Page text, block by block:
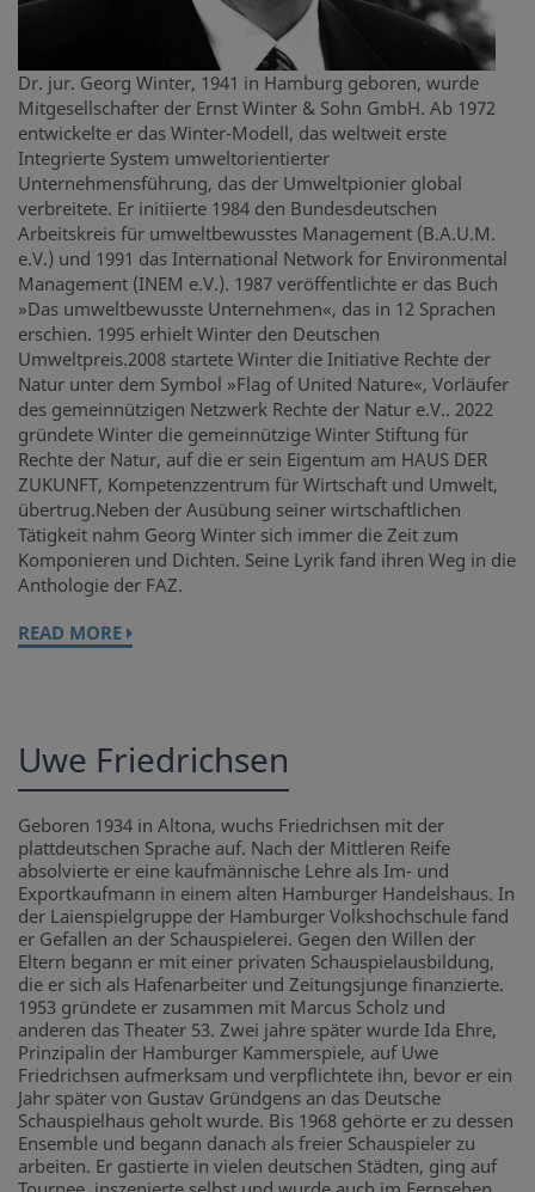
Dr. jur. Georg Winter, 1941 in Hamburg geboren, wurde
Mitgesellschafter der Ernst Winter & Sohn GmbH. Ab 1972
entwickelte er das Winter-Modell, das weltweit erste
Integrierte System umweltorientierter
Unternehmensführung, das der Umweltpionier global
verbreitete. Er initiierte 1984 den Bundesdeutschen
Arbeitskreis für umweltbewusstes Management (B.A.U.M.
e.V.) und 1991 das International Network for Environmental
Management (INEM e.V.). 1987 veröffentlichte er das Buch
»Das umweltbewusste Unternehmen«, das in 12 Sprachen
erschien. 1995 erhielt Winter den Deutschen
Umweltpreis.2008 startete Winter die Initiative Rechte der
Natur unter dem Symbol »Flag of United Nature«, Vorläufer
des gemeinnützigen Netzwerk Rechte der Natur e.V.. 2022
gründete Winter die gemeinnützige Winter Stiftung für
Rechte der Natur, auf die er sein Eigentum am HAUS DER
ZUKUNFT, Kompetenzzentrum für Wirtschaft und Umwelt,
übertrug.Neben der Ausübung seiner wirtschaftlichen
Tätigkeit nahm Georg Winter sich immer die Zeit zum
Komponieren und Dichten. Seine Lyrik fand ihren Weg in die
Anthologie der FAZ.
READ MORE
Uwe Friedrichsen
Geboren 1934 in Altona, wuchs Friedrichsen mit der
plattdeutschen Sprache auf. Nach der Mittleren Reife
absolvierte er eine kaufmännische Lehre als Im- und
Exportkaufmann in einem alten Hamburger Handelshaus. In
der Laienspielgruppe der Hamburger Volkshochschule fand
er Gefallen an der Schauspielerei. Gegen den Willen der
Eltern begann er mit einer privaten Schauspielausbildung,
die er sich als Hafenarbeiter und Zeitungsjunge finanzierte.
1953 gründete er zusammen mit Marcus Scholz und
anderen das Theater 53. Zwei jahre später wurde Ida Ehre,
Prinzipalin der Hamburger Kammerspiele, auf Uwe
Friedrichsen aufmerksam und verpflichtete ihn, bevor er ein
Jahr später von Gustav Gründgens an das Deutsche
Schauspielhaus geholt wurde. Bis 1968 gehörte er zu dessen
Ensemble und begann danach als freier Schauspieler zu
arbeiten. Er gastierte in vielen deutschen Städten, ging auf